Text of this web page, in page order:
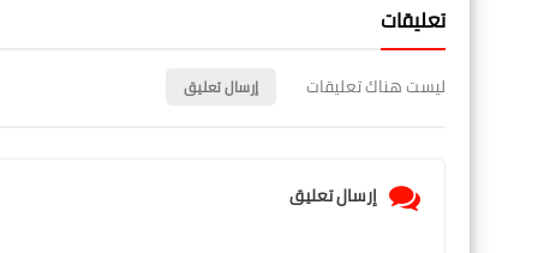
تعليقات
ليست هناك تعليقات إرسال تعليق
إرسال تعليق